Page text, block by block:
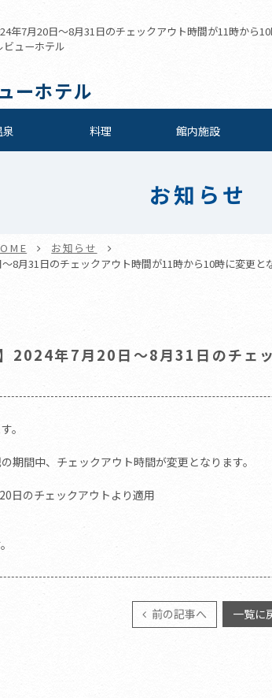
年7月20日～8月31日のチェックアウト時間が11時から
ビューホテル
ーホテル
泉 料理 館内施設
お知らせ
お知らせ
8月31日のチェックアウト時間が11時から10時に変更と
2024年7月20日～8月31日のチェ
。
期間中、チェックアウト時間が変更となります。
日のチェックアウトより適用
前の記事へ 一覧に